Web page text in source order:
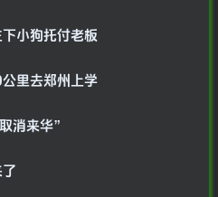
小狗托付老板
里去郑州上学
消来华”